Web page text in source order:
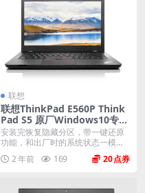
联想
联想ThinkPad E560P Think
Pad S5 原厂Windows10专业
版 oem系统镜像下载
安装完恢复隐藏分区，带一键还原
功能，和出厂时的系统状态一模一
样。 机型(MTM)...
2 年前 169 20